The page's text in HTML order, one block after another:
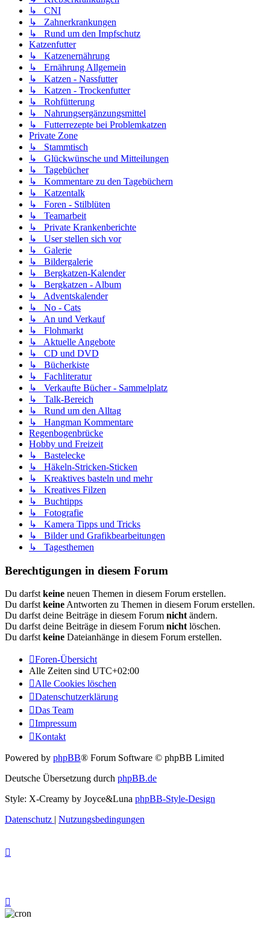
↳ CNI
↳ Zahnerkrankungen
↳ Rund um den Impfschutz
Katzenfutter
↳ Katzenernährung
↳ Ernährung Allgemein
↳ Katzen - Nassfutter
↳ Katzen - Trockenfutter
↳ Rohfütterung
↳ Nahrungsergänzungsmittel
↳ Futterrezepte bei Problemkatzen
Private Zone
↳ Stammtisch
↳ Glückwünsche und Mitteilungen
↳ Tagebücher
↳ Kommentare zu den Tagebüchern
↳ Katzentalk
↳ Foren - Stilblüten
↳ Teamarbeit
↳ Private Krankenberichte
↳ User stellen sich vor
↳ Galerie
↳ Bildergalerie
↳ Bergkatzen-Kalender
↳ Bergkatzen - Album
↳ Adventskalender
↳ No - Cats
↳ An und Verkauf
↳ Flohmarkt
↳ Aktuelle Angebote
↳ CD und DVD
↳ Bücherkiste
↳ Fachliteratur
↳ Verkaufte Bücher - Sammelplatz
↳ Talk-Bereich
↳ Rund um den Alltag
↳ Hangman Kommentare
Regenbogenbrücke
Hobby und Freizeit
↳ Bastelecke
↳ Häkeln-Stricken-Sticken
↳ Kreaktives basteln und mehr
↳ Kreatives Filzen
↳ Buchtipps
↳ Fotografie
↳ Kamera Tipps und Tricks
↳ Bilder und Grafikbearbeitungen
↳ Tagesthemen
Berechtigungen in diesem Forum
Du darfst keine neuen Themen in diesem Forum erstellen.
Du darfst keine Antworten zu Themen in diesem Forum erstellen.
Du darfst deine Beiträge in diesem Forum nicht ändern.
Du darfst deine Beiträge in diesem Forum nicht löschen.
Du darfst keine Dateianhänge in diesem Forum erstellen.
Foren-Übersicht
Alle Zeiten sind UTC+02:00
Alle Cookies löschen
Datenschutzerklärung
Das Team
Impressum
Kontakt
Powered by phpBB® Forum Software © phpBB Limited
Deutsche Übersetzung durch phpBB.de
Style: X-Creamy by Joyce&Luna phpBB-Style-Design
Datenschutz | Nutzungsbedingungen